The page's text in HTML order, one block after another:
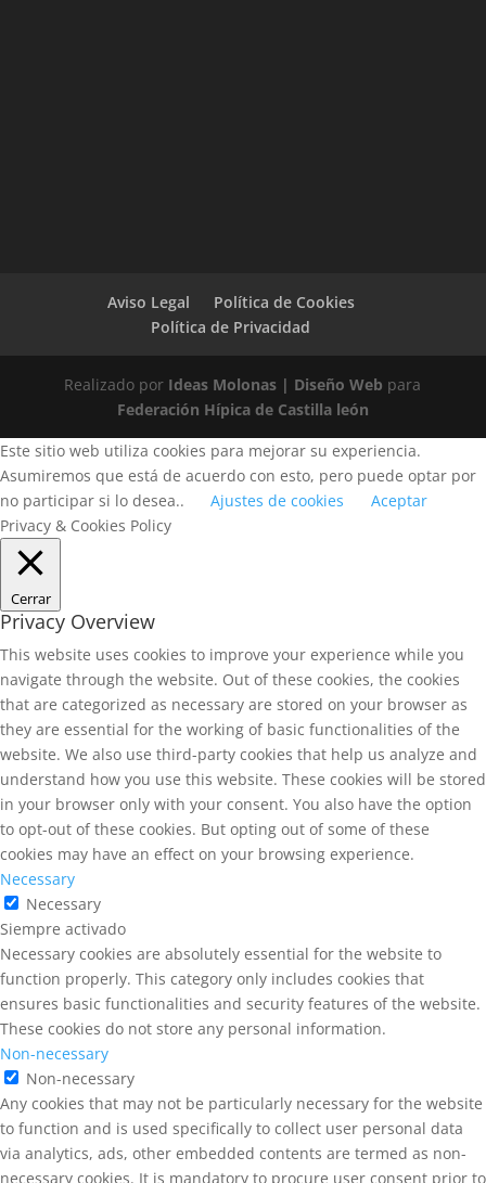
Aviso Legal
Política de Cookies
Política de Privacidad
Realizado por Ideas Molonas | Diseño Web para
Federación Hípica de Castilla león
Este sitio web utiliza cookies para mejorar su experiencia.
Asumiremos que está de acuerdo con esto, pero puede optar por
no participar si lo desea..
Ajustes de cookies
Aceptar
Privacy & Cookies Policy
Cerrar
Privacy Overview
This website uses cookies to improve your experience while you
navigate through the website. Out of these cookies, the cookies
that are categorized as necessary are stored on your browser as
they are essential for the working of basic functionalities of the
website. We also use third-party cookies that help us analyze and
understand how you use this website. These cookies will be stored
in your browser only with your consent. You also have the option
to opt-out of these cookies. But opting out of some of these
cookies may have an effect on your browsing experience.
Necessary
Necessary
Siempre activado
Necessary cookies are absolutely essential for the website to
function properly. This category only includes cookies that
ensures basic functionalities and security features of the website.
These cookies do not store any personal information.
Non-necessary
Non-necessary
Any cookies that may not be particularly necessary for the website
to function and is used specifically to collect user personal data
via analytics, ads, other embedded contents are termed as non-
necessary cookies. It is mandatory to procure user consent prior to